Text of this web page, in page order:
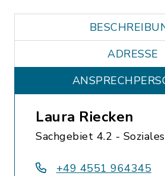
ADRESSE
Laura Riecken
Sachgebiet 4.2 - Soziales
+49 4551 964345